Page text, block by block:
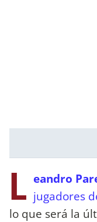
L eandro
jugadores
lo que será la